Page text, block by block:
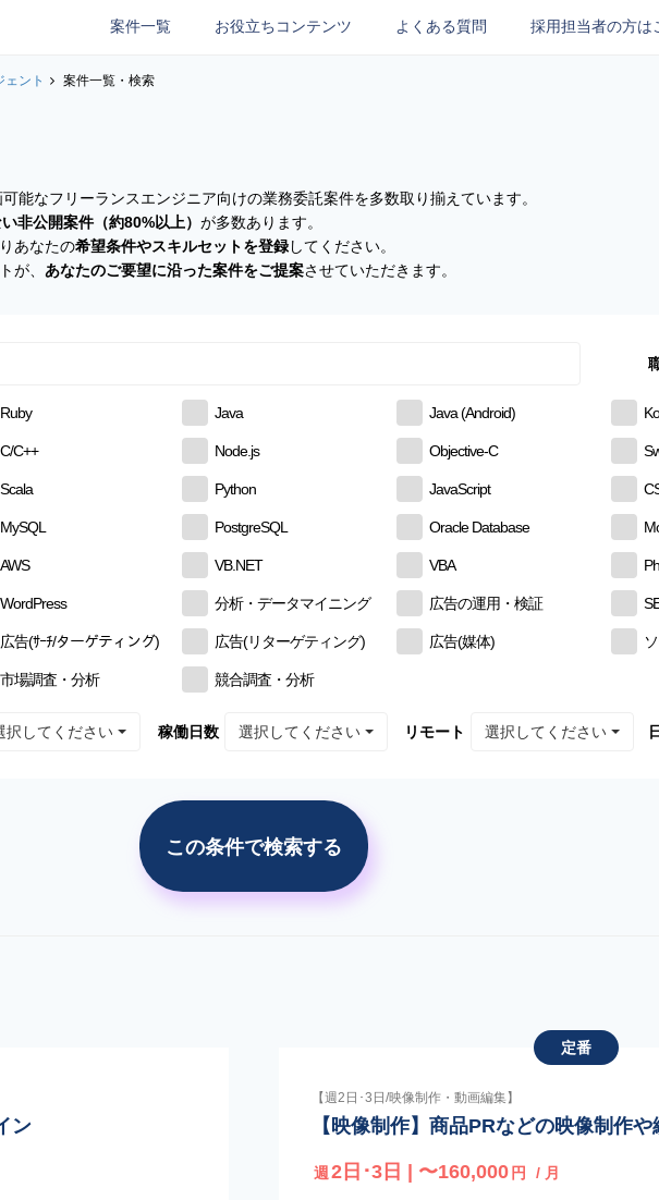
案件一覧 お役立ちコンテンツ よくある質問 採用担当者の方は
ント 案件一覧・検索
能なフリーランスエンジニア向けの業務委託案件を多数取り揃えています。
非公開案件（約80%以上） が多数あります。
あなたの希望条件やスキルセットを登録してください。
が、 あなたのご要望に沿った案件をご提案させていただきます。
Ruby Java Java (Android)
C/C++ Node.js Objective-C
Scala Python JavaScript
MySQL PostgreSQL Oracle Database
AWS VB.NET VBA
WordPress 分析・データマイニング 広告の運用・検証
広告(ｻｰﾁ/ターゲティング) 広告(リターゲティング) 広告(媒体)
市場調査・分析 競合調査・分析
択してください 稼働日数 選択してください リモート 選択してください
この条件で検索する
ン
定番
【週2日･3日/映像制作・動画編集】
【映像制作】商品PRなどの映像制作
週 2日･3日 | 〜160,000 円 / 月